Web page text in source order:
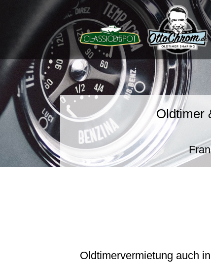
Oldtimer
Oldtimervermietung auch